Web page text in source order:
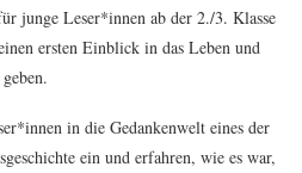
junge Leser*innen ab der 2./3. Klasse
ersten Einblick in das Leben und
in die Gedankenwelt eines der
ein und erfahren, wie es war,